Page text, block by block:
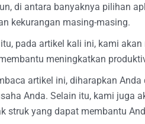
di antara banyaknya pilihan
kekurangan masing-masing.
pada artikel kali ini, kami
meningkatkan
artikel ini, diharapkan
Anda. Selain itu, kami juga
struk yang dapat membantu